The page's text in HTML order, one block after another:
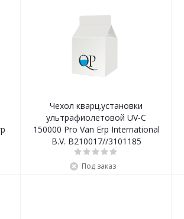
Чехол кварц.установки
ультрафиолетовой UV-C
150000 Pro Van Erp International
B.V. B210017//3101185
Под заказ